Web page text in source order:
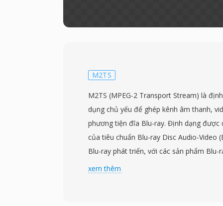
M2TS
M2TS (MPEG-2 Transport Stream) là
dụng chủ yếu để ghép kênh âm thanh,
phương tiện đĩa Blu-ray. Định dạng được
của tiêu chuẩn Blu-ray Disc Audio-Video
Blu-ray phát triển, với các sản phẩm
năm 2006. Tệp M2TS bọc nội dung trong
xem thêm